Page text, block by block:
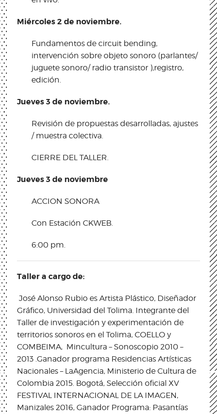
Miércoles 2 de noviembre.
Fundamentos de circuit bending,
intervención sobre objeto sonoro (parlantes/
juguete sonoro/ radio transistor ),registro,
edición.
Jueves 3 de noviembre.
Revisión de propuestas desarrolladas, ajustes
/ muestra colectiva.
CIERRE DEL TALLER.
Jueves 3 de noviembre
ACCION SONORA
Con Estación CKWEB.
6:00 pm.
Taller a cargo de:
José Alonso Rubio es Artista Plástico, Diseñador
Gráfico, Universidad del Tolima. Integrante del
Taller de investigación y experimentación de
territorios sonoros en el Tolima, COELLO y
COMBEIMA, Mincultura – Sonoscopio 2010 –
2013 .Ganador programa Residencias Artísticas
Nacionales – LaAgencia, Ministerio de Cultura de
Colombia 2015. Bogotá, Selección oficial XV
FESTIVAL INTERNACIONAL DE LA IMAGEN,
Manizales 2016, Ganador Programa: Pasantías